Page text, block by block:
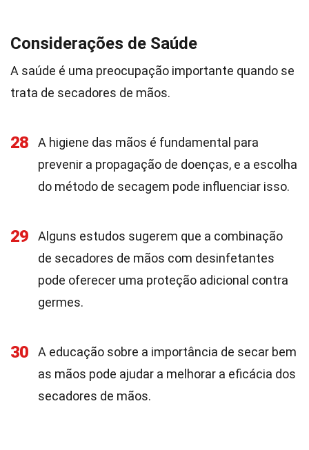
Considerações de Saúde
A saúde é uma preocupação importante quando se
trata de secadores de mãos.
28
A higiene das mãos é fundamental para
prevenir a propagação de doenças, e a escolha
do método de secagem pode influenciar isso.
29
Alguns estudos sugerem que a combinação
de secadores de mãos com desinfetantes
pode oferecer uma proteção adicional contra
germes.
30
A educação sobre a importância de secar bem
as mãos pode ajudar a melhorar a eficácia dos
secadores de mãos.